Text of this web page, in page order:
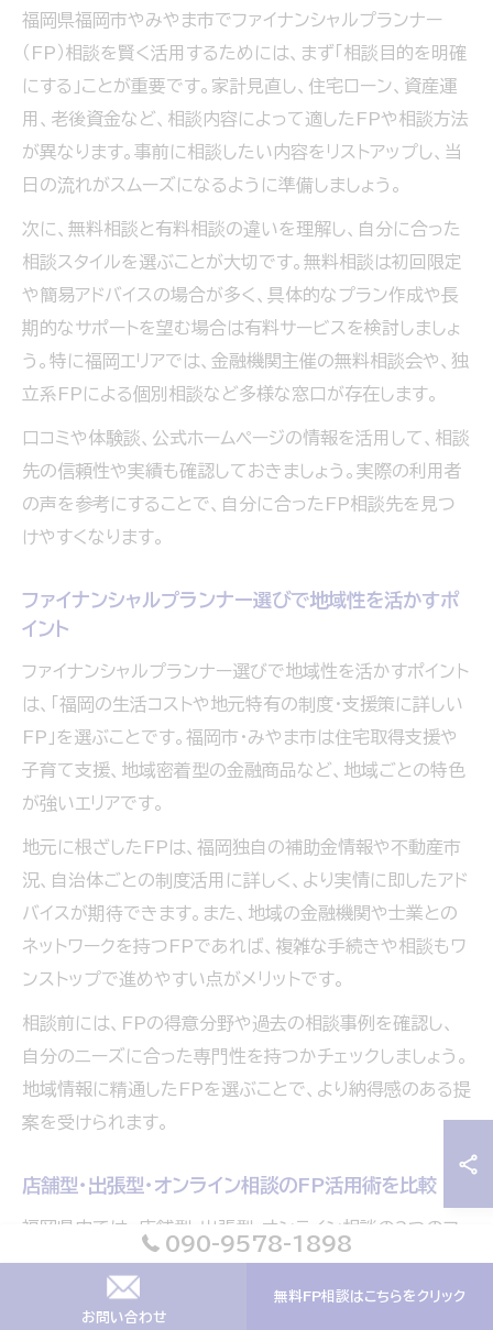
福岡県福岡市やみやま市でファイナンシャルプランナー
（FP）相談を賢く活用するためには、まず「相談目的を明確
にする」ことが重要です。家計見直し、住宅ローン、資産運
用、老後資金など、相談内容によって適したFPや相談方法
が異なります。事前に相談したい内容をリストアップし、当
日の流れがスムーズになるように準備しましょう。
次に、無料相談と有料相談の違いを理解し、自分に合った
相談スタイルを選ぶことが大切です。無料相談は初回限定
や簡易アドバイスの場合が多く、具体的なプラン作成や長
期的なサポートを望む場合は有料サービスを検討しましょ
う。特に福岡エリアでは、金融機関主催の無料相談会や、独
立系FPによる個別相談など多様な窓口が存在します。
口コミや体験談、公式ホームページの情報を活用して、相談
先の信頼性や実績も確認しておきましょう。実際の利用者
の声を参考にすることで、自分に合ったFP相談先を見つ
けやすくなります。
ファイナンシャルプランナー選びで地域性を活かすポ
イント
ファイナンシャルプランナー選びで地域性を活かすポイント
は、「福岡の生活コストや地元特有の制度・支援策に詳しい
FP」を選ぶことです。福岡市・みやま市は住宅取得支援や
子育て支援、地域密着型の金融商品など、地域ごとの特色
が強いエリアです。
地元に根ざしたFPは、福岡独自の補助金情報や不動産市
況、自治体ごとの制度活用に詳しく、より実情に即したアド
バイスが期待できます。また、地域の金融機関や士業との
ネットワークを持つFPであれば、複雑な手続きや相談もワ
ンストップで進めやすい点がメリットです。
相談前には、FPの得意分野や過去の相談事例を確認し、
自分のニーズに合った専門性を持つかチェックしましょう。
地域情報に精通したFPを選ぶことで、より納得感のある提
案を受けられます。
店舗型・出張型・オンライン相談のFP活用術を比較
福岡県内では、店舗型・出張型・オンライン相談の3つのフ
ァイナンシャルプランナー相談スタイルが利用できます。そ
れぞれの特徴と活用術を比較して、自分に合った方法を選
びましょう。
090-9578-1898
お問い合わせ
無料FP相談はこちらをクリック